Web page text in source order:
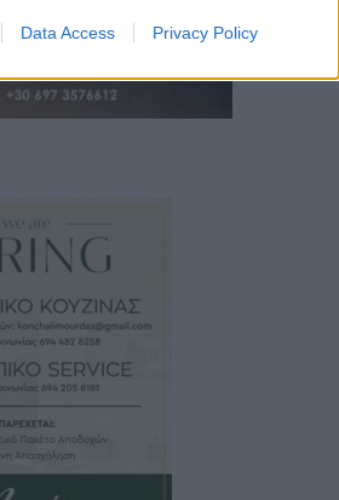
Data Access Privacy Policy